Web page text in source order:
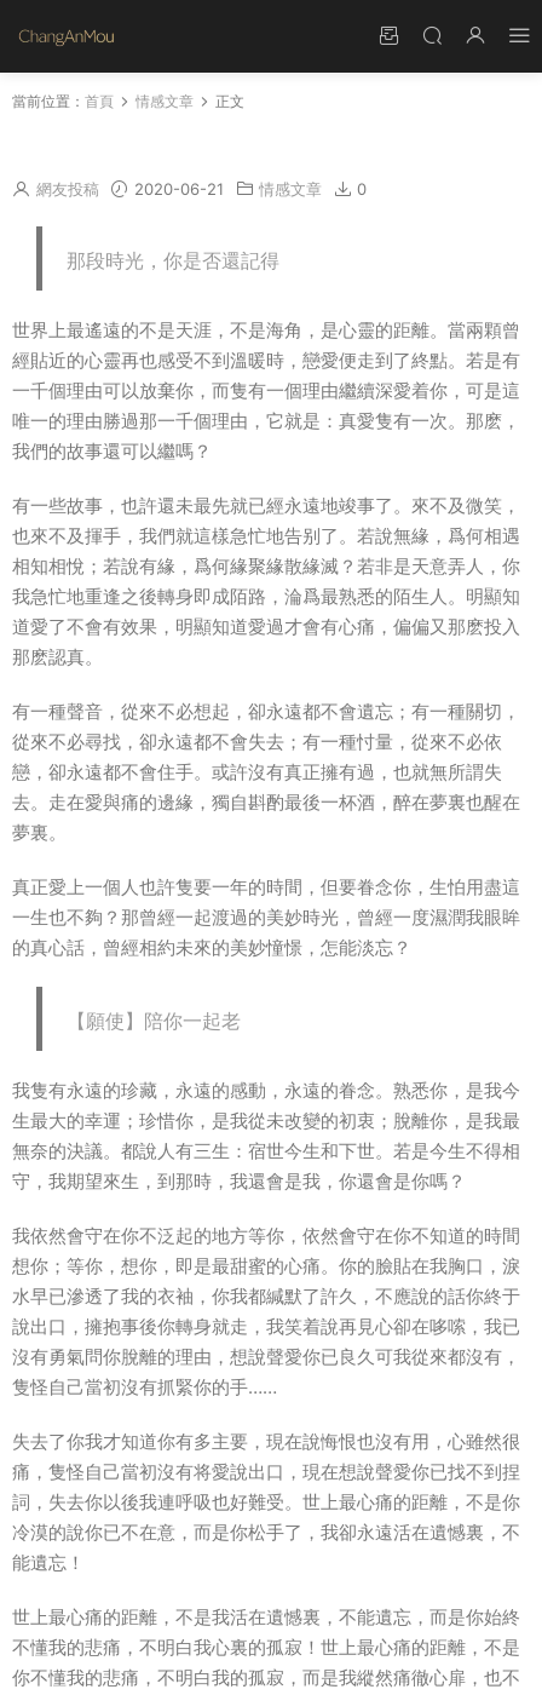
當前位置： 首頁 情感文章 正文
網友投稿 2020-06-21 情感文章 0
那段時光，你是否還記得
世界上最遙遠的不是天涯，不是海角，是心靈的距離。當兩顆曾
經貼近的心靈再也感受不到溫暖時，戀愛便走到了終點。若是有
一千個理由可以放棄你，而隻有一個理由繼續深愛着你，可是這
唯一的理由勝過那一千個理由，它就是：真愛隻有一次。那麽，
我們的故事還可以繼嗎？
有一些故事，也許還未最先就已經永遠地竣事了。來不及微笑，
也來不及揮手，我們就這樣急忙地告别了。若說無緣，爲何相遇
相知相悅；若說有緣，爲何緣聚緣散緣滅？若非是天意弄人，你
我急忙地重逢之後轉身即成陌路，淪爲最熟悉的陌生人。明顯知
道愛了不會有效果，明顯知道愛過才會有心痛，偏偏又那麽投入
那麽認真。
有一種聲音，從來不必想起，卻永遠都不會遺忘；有一種關切，
從來不必尋找，卻永遠都不會失去；有一種忖量，從來不必依
戀，卻永遠都不會住手。或許沒有真正擁有過，也就無所謂失
去。走在愛與痛的邊緣，獨自斟酌最後一杯酒，醉在夢裏也醒在
夢裏。
真正愛上一個人也許隻要一年的時間，但要眷念你，生怕用盡這
一生也不夠？那曾經一起渡過的美妙時光，曾經一度濕潤我眼眸
的真心話，曾經相約未來的美妙憧憬，怎能淡忘？
【願使】陪你一起老
我隻有永遠的珍藏，永遠的感動，永遠的眷念。熟悉你，是我今
生最大的幸運；珍惜你，是我從未改變的初衷；脫離你，是我最
無奈的決議。都說人有三生：宿世今生和下世。若是今生不得相
守，我期望來生，到那時，我還會是我，你還會是你嗎？
我依然會守在你不泛起的地方等你，依然會守在你不知道的時間
想你；等你，想你，即是最甜蜜的心痛。你的臉貼在我胸口，淚
水早已滲透了我的衣袖，你我都緘默了許久，不應說的話你終于
說出口，擁抱事後你轉身就走，我笑着說再見心卻在哆嗦，我已
沒有勇氣問你脫離的理由，想說聲愛你已良久可我從來都沒有，
隻怪自己當初沒有抓緊你的手……
失去了你我才知道你有多主要，現在說悔恨也沒有用，心雖然很
痛，隻怪自己當初沒有将愛說出口，現在想說聲愛你已找不到捏
詞，失去你以後我連呼吸也好難受。世上最心痛的距離，不是你
冷漠的說你已不在意，而是你松手了，我卻永遠活在遺憾裏，不
能遺忘！
世上最心痛的距離，不是我活在遺憾裏，不能遺忘，而是你始終
不懂我的悲痛，不明白我心裏的孤寂！世上最心痛的距離，不是
你不懂我的悲痛，不明白我的孤寂，而是我縱然痛徹心扉，也不